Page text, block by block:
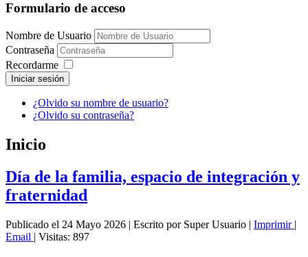
Formulario de acceso
Nombre de Usuario
Contraseña
Recordarme
Iniciar sesión
¿Olvido su nombre de usuario?
¿Olvido su contraseña?
Inicio
Día de la familia, espacio de integración y
fraternidad
Publicado el 24 Mayo 2026 | Escrito por Super Usuario | Imprimir |
Email | Visitas: 897